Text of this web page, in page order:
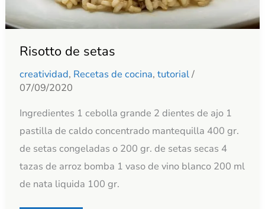
Risotto de setas
creatividad, Recetas de cocina,tutorial/
07/09/2020
Ingredientes 1 cebolla grande 2 dientes de ajo 1
pastilla de caldo concentrado mantequilla 400 gr.
de setas congeladas o 200 gr. de setas secas 4
tazas de arroz bomba 1 vaso de vino blanco 200 ml
de nata liquida 100 gr.